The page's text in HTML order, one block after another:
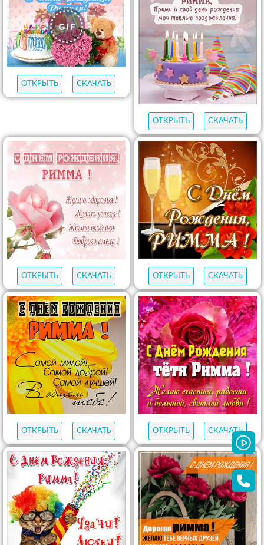
ОТКРЫТЬ СКАЧАТЬ ОТКРЫТЬ СКАЧАТЬ
ОТКРЫТЬ СКАЧАТЬ
ОТКРЫТЬ СКАЧАТЬ
ОТКРЫТЬ СКАЧАТЬ
ОТКРЫТЬ СКАЧАТЬ
ОТКРЫТЬ СКАЧАТЬ ОТКРЫТЬ СКАЧАТЬ